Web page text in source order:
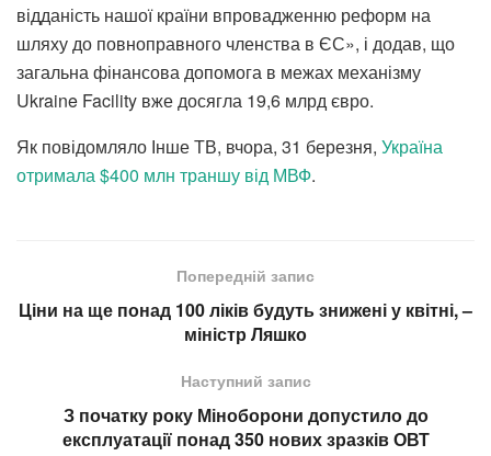
відданість нашої країни впровадженню реформ на
шляху до повноправного членства в ЄС», і додав, що
загальна фінансова допомога в межах механізму
Ukraine Facility вже досягла 19,6 млрд євро.
Як повідомляло Інше ТВ, вчора, 31 березня, Україна
отримала $400 млн траншу від МВФ.
Попередній запис
Ціни на ще понад 100 ліків будуть знижені у квітні, –
міністр Ляшко
Наступний запис
З початку року Міноборони допустило до
експлуатації понад 350 нових зразків ОВТ